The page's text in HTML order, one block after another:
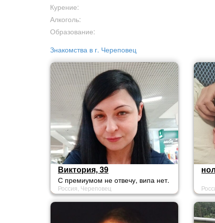
Курение:
Алкоголь:
Образование:
Знакомства в г. Череповец
Виктория, 39
С премиумом не отвечу, випа нет.
Россия, Череповец